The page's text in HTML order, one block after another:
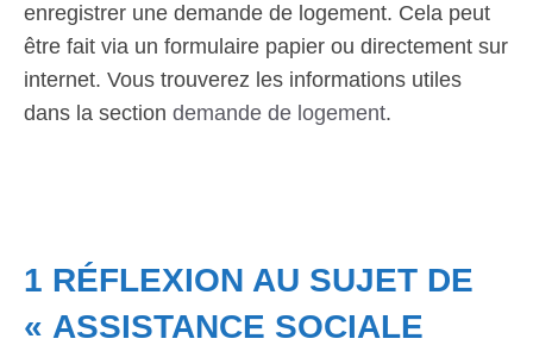
enregistrer une demande de logement. Cela peut
être fait via un formulaire papier ou directement sur
internet. Vous trouverez les informations utiles
dans la section demande de logement.
1 RÉFLEXION AU SUJET DE
« ASSISTANCE SOCIALE